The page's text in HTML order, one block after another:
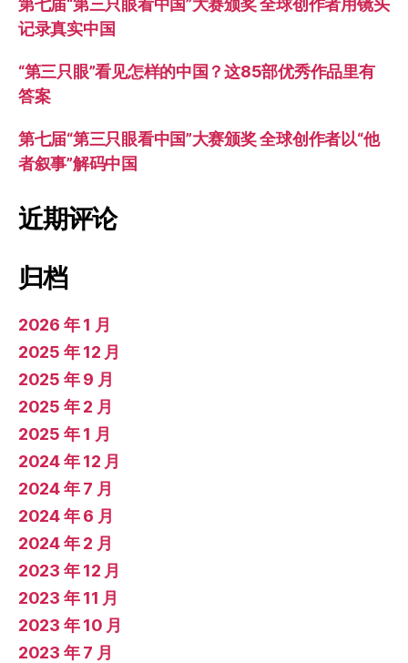
第七届“第三只眼看中国”大赛颁奖 全球创作者用镜头
记录真实中国
“第三只眼”看见怎样的中国？这85部优秀作品里有
答案
第七届“第三只眼看中国”大赛颁奖 全球创作者以“他
者叙事”解码中国
近期评论
归档
2026 年 1 月
2025 年 12 月
2025 年 9 月
2025 年 2 月
2025 年 1 月
2024 年 12 月
2024 年 7 月
2024 年 6 月
2024 年 2 月
2023 年 12 月
2023 年 11 月
2023 年 10 月
2023 年 7 月